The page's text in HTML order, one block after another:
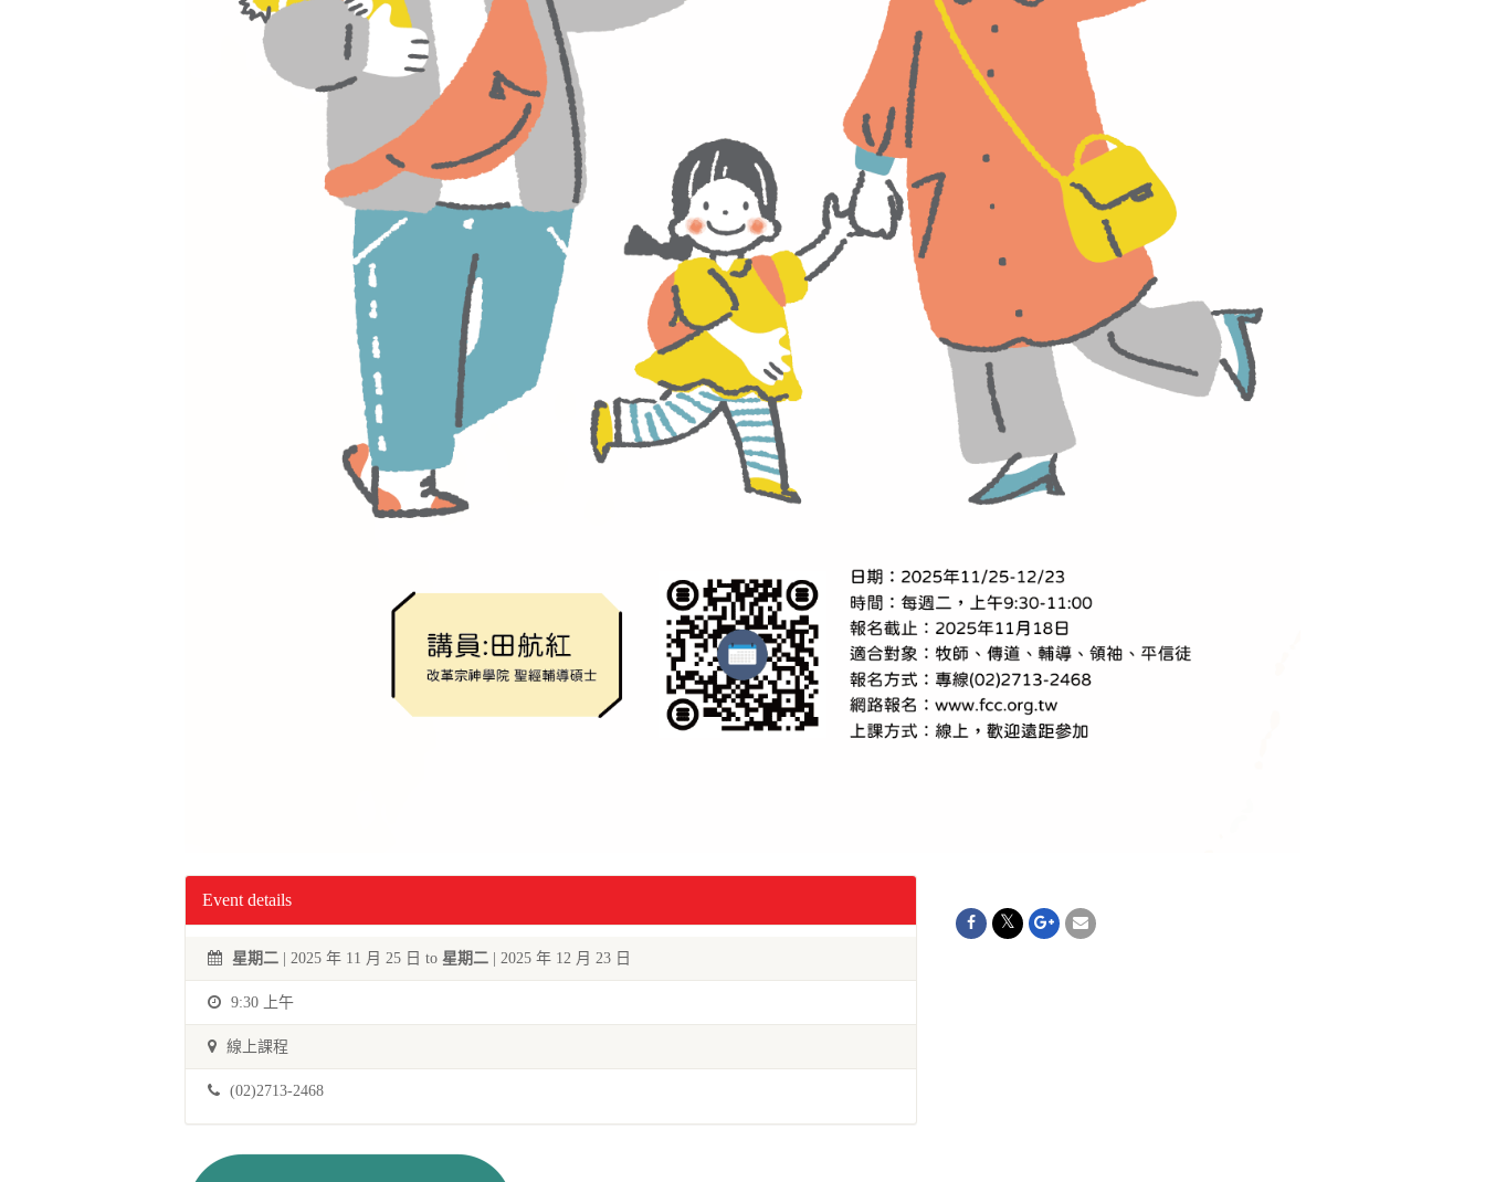
Event details
星期二 | 2025 年 11 月 25 日 to 星期二 | 2025 年 12 月 23 日
9:30 上午
線上課程
(02)2713-2468